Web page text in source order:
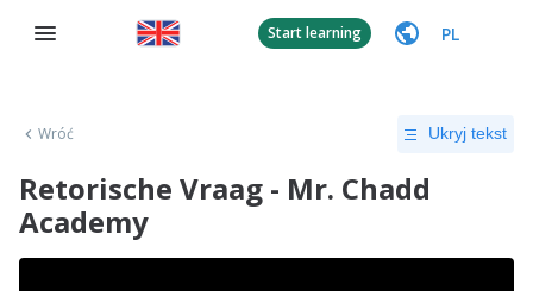
Start learning PL
Wróć Ukryj tekst
Retorische Vraag - Mr. Chadd
Academy